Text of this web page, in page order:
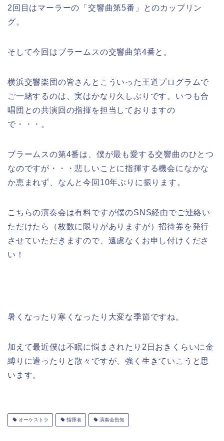
2回目はマーラーの「交響曲第5番」とのカップリン
グ。
そして今回はブラームスの交響曲第4番と。
横浜交響楽団の皆さんとこういった王道プログラムで
ご一緒するのは、実はかなり久しぶりです。いつも合
唱団との共演回の指揮を担当しておりますの
で・・・。
ブラームスの第4番は、僕が最も愛する交響曲のひとつ
なのですが・・・悲しいことに指揮する機会になかな
か恵まれず、なんと今回10年ぶりに振ります。
こちらの演奏会は有料ですが僕のSNS経由でご連絡い
ただけたら（枚数に限りがありますが）招待券を発行
させていただきますので、遠慮なくお申し付けくださ
い！
暑くなったり寒くなったり大変な季節ですね。
加えて最近僕は不眠に悩まされたり2日おきくらいに金
縛りに遭ったりと散々ですが、強く生きていこうと思
います。
オーケストラ 指揮者 演奏会告知